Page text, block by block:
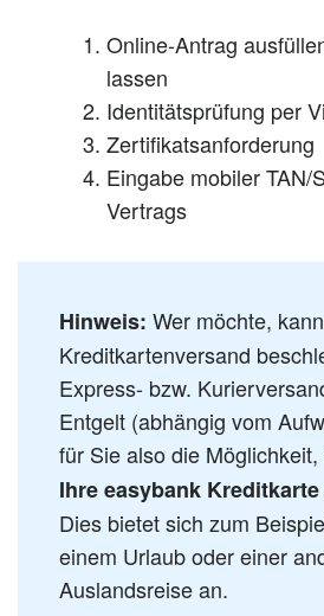
Online-Antrag
lassen
Identitätsprüfung per
Zertifikatsanforderung
Eingabe mobiler TAN/
Vertrags
Hinweis: Wer möchte,
Kreditkartenversand
Express- bzw.
Entgelt (abhängig vom
für Sie also die Möglichkeit,
Ihre easybank Kreditkarte
Dies bietet sich zum
einem Urlaub oder einer
Auslandsreise an.